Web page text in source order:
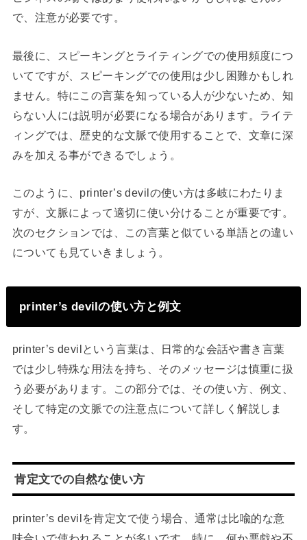
で、注意が必要です。
最後に、スピーキングとライティングでの使用頻度につ
いてですが、スピーキングでの使用は少し困難かもしれ
ません。特にこの言葉を知っている人が少ないため、知
らない人には説明が必要になる場合があります。ライテ
ィングでは、歴史的な文脈で使用することで、文章に深
みを加える事ができるでしょう。
このように、printer’s devilの使い方は多岐にわたりま
すが、文脈によって適切に使い分けることが重要です。
次のセクションでは、この言葉と似ている単語との違い
についても見ていきましょう。
printer’s devilの使い方と例文
printer’s devilという言葉は、日常的な会話や書き言葉
では少し特殊な用法を持ち、そのメッセージは慎重に扱
う必要があります。この部分では、その使い方、例文、
そして特定の文脈での注意点について詳しく解説しま
す。
肯定文での自然な使い方
printer’s devilを肯定文で使う場合、通常は比喩的な意